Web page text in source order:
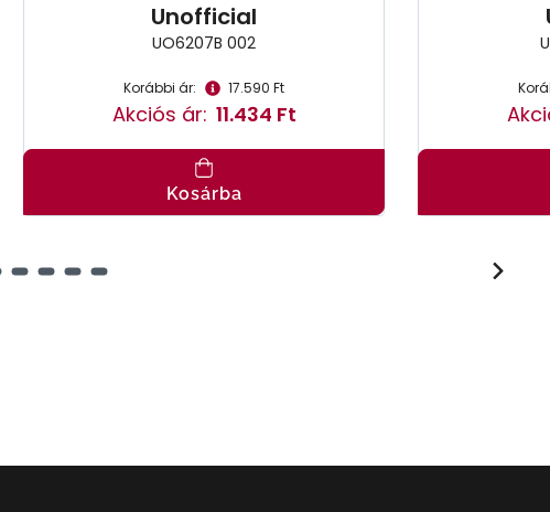
Unofficial
UO6207B 002
Korábbi ár: 17.590 Ft
Akciós ár: 11.434 Ft
Kosárba